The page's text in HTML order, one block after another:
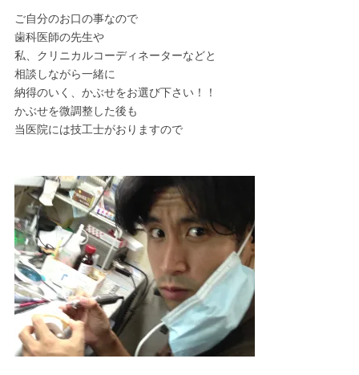
ご自分のお口の事なので
歯科医師の先生や
私、クリニカルコーディネーターなどと
相談しながら一緒に
納得のいく、かぶせをお選び下さい！！
かぶせを微調整した後も
当医院には技工士がおりますので